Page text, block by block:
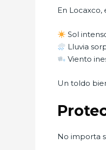
En
Sol
Lluvia
Viento
Un toldo
No importa